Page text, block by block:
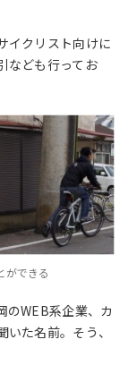
イクリスト向けに
なども行ってお
ができる
のWEB系企業、カ
た名前。そう、